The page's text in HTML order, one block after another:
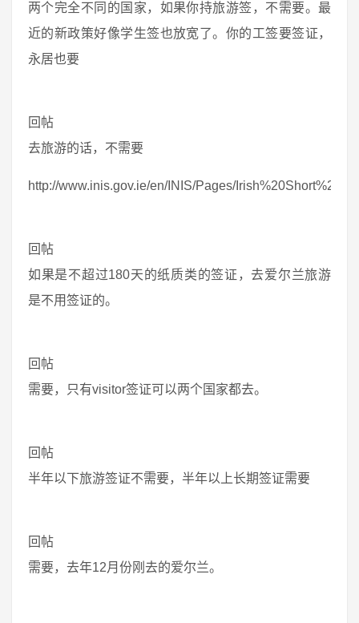
两个完全不同的国家，如果你持旅游签，不需要。最
近的新政策好像学生签也放宽了。你的工签要签证，
永居也要
回帖
去旅游的话，不需要
http://www.inis.gov.ie/en/INIS/Pages/
回帖
如果是不超过180天的纸质类的签证，去爱尔兰旅游
是不用签证的。
回帖
需要，只有visitor签证可以两个国家都去。
回帖
半年以下旅游签证不需要，半年以上长期签证需要
回帖
需要，去年12月份刚去的爱尔兰。